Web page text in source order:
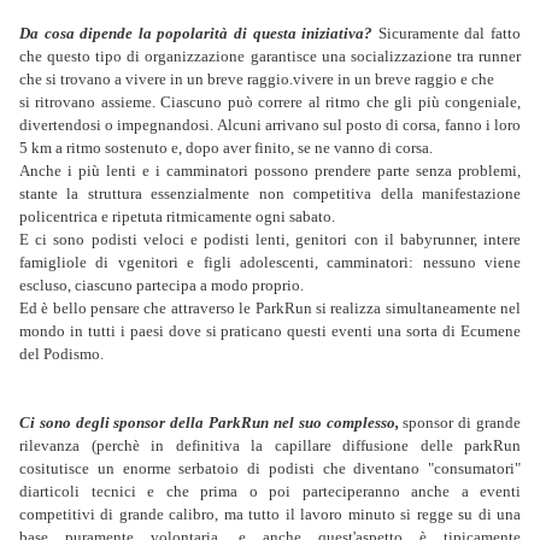
Da cosa dipende la popolarità di questa iniziativa? Sicuramente dal fatto
che questo tipo di organizzazione garantisce una socializzazione tra runner
che si trovano a vivere in un breve raggio.vivere in un breve raggio e che
si ritrovano assieme. Ciascuno può correre al ritmo che gli più congeniale,
divertendosi o impegnandosi. Alcuni arrivano sul posto di corsa, fanno i loro
5 km a ritmo sostenuto e, dopo aver finito, se ne vanno di corsa.
Anche i più lenti e i camminatori possono prendere parte senza problemi,
stante la struttura essenzialmente non competitiva della manifestazione
policentrica e ripetuta ritmicamente ogni sabato.
E ci sono podisti veloci e podisti lenti, genitori con il babyrunner, intere
famigliole di vgenitori e figli adolescenti, camminatori: nessuno viene
escluso, ciascuno partecipa a modo proprio.
Ed è bello pensare che attraverso le ParkRun si realizza simultaneamente nel
mondo in tutti i paesi dove si praticano questi eventi una sorta di Ecumene
del Podismo.
Ci sono degli sponsor della ParkRun nel suo complesso,sponsor di grande
rilevanza (perchè in definitiva la capillare diffusione delle parkRun
cositutisce un enorme serbatoio di podisti che diventano "consumatori"
diarticoli tecnici e che prima o poi parteciperanno anche a eventi
competitivi di grande calibro, ma tutto il lavoro minuto si regge su di una